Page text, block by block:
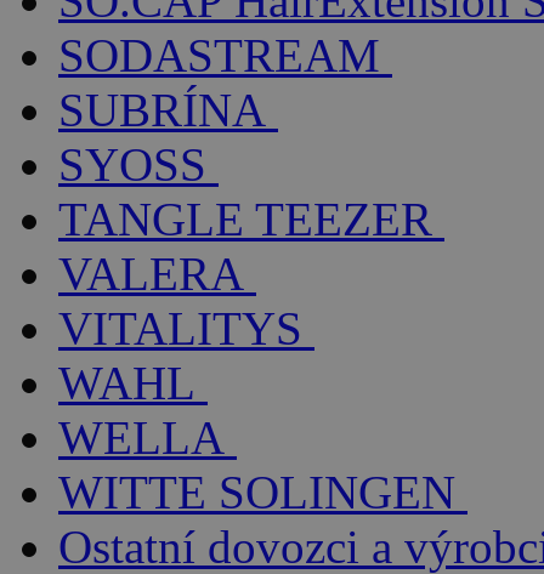
SODASTREAM
SUBRÍNA
SYOSS
TANGLE TEEZER
VALERA
VITALITYS
WAHL
WELLA
WITTE SOLINGEN
Ostatní dovozci a